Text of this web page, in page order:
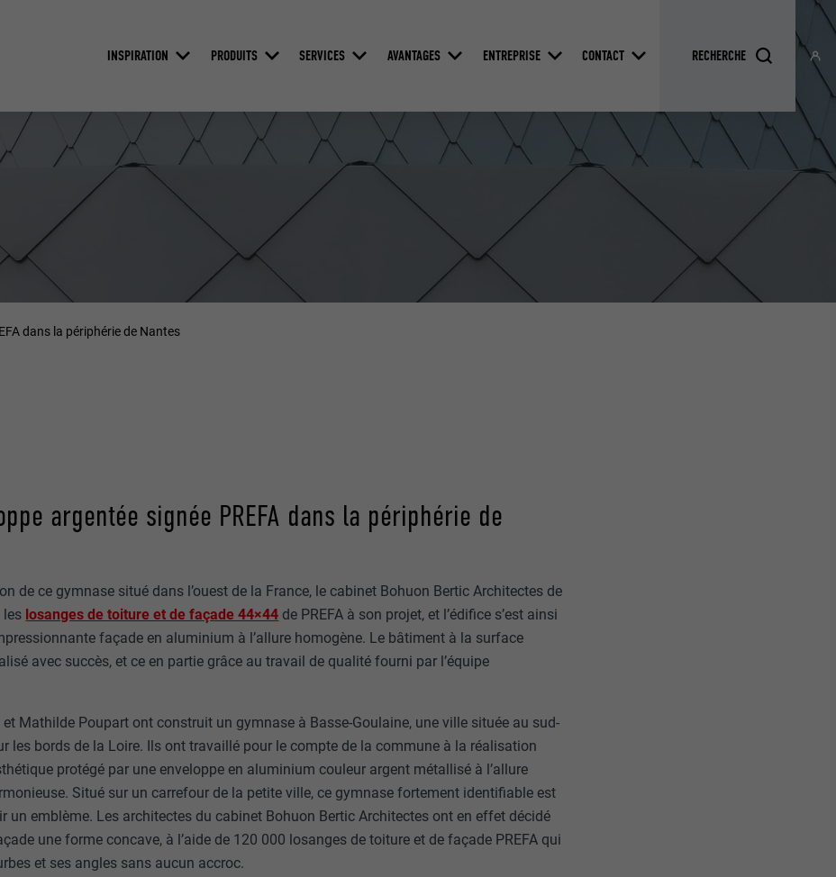
INSPIRATION PRODUITS SERVICES AVANTAGES ENTREPRISE CONTACT
dans la périphérie de Nantes
argentée signée PREFA dans la périphérie de
de ce gymnase situé dans l’ouest de la France, le cabinet Bohuon Bertic Architectes de
les losanges de toiture et de façade 44×44 de PREFA à son projet, et l’édifice s’est ainsi
façade en aluminium à l’allure homogène. Le bâtiment à la surface
avec succès, et ce en partie grâce au travail de qualité fourni par l’équipe
Mathilde Poupart ont construit un gymnase à Basse-Goulaine, une ville située au sud-
les bords de la Loire. Ils ont travaillé pour le compte de la commune à la réalisation
protégé par une enveloppe en aluminium couleur argent métallisé à l’allure
Situé sur un carrefour de la petite ville, ce gymnase fortement identifiable est
un emblème. Les architectes du cabinet Bohuon Bertic Architectes ont en effet décidé
une forme concave, à l’aide de 120 000 losanges de toiture et de façade PREFA qui
et ses angles sans aucun accroc.